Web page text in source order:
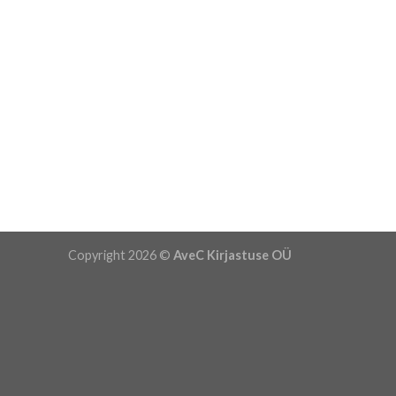
Copyright 2026 © AveC Kirjastuse OÜ